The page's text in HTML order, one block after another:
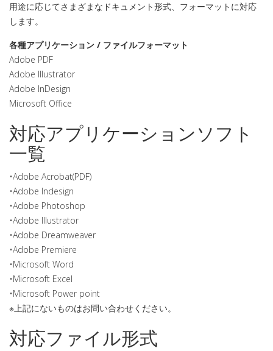
用途に応じてさまざまなドキュメント形式、フォーマットに対応
します。
各種アプリケーション / ファイルフォーマット
Adobe PDF
Adobe Illustrator
Adobe InDesign
Microsoft Office
対応アプリケーションソフト
一覧
•Adobe Acrobat(PDF)
•Adobe Indesign
•Adobe Photoshop
•Adobe Illustrator
•Adobe Dreamweaver
•Adobe Premiere
•Microsoft Word
•Microsoft Excel
•Microsoft Power point
※上記にないものはお問い合わせください。
対応ファイル形式